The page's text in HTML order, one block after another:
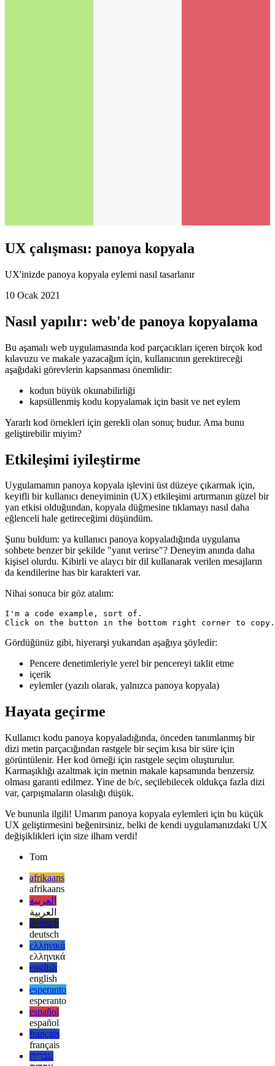
UX çalışması: panoya kopyala
10 Ocak 2021
Nasıl yapılır: web'de panoya kopyalama
Bu aşamalı web uygulamasında kod parçacıkları içeren birçok kod
kılavuzu ve makale yazacağım için, kullanıcının gerektireceği
aşağıdaki görevlerin kapsanması önemlidir:
kodun büyük okunabilirliği
kapsüllenmiş kodu kopyalamak için basit ve net eylem
Yararlı kod örnekleri için gerekli olan sonuç budur. Ama bunu
geliştirebilir miyim?
Etkileşimi iyileştirme
Uygulamamın panoya kopyala işlevini üst düzeye çıkarmak için,
keyifli bir kullanıcı deneyiminin (UX) etkileşimi artırmanın güzel bir
yan etkisi olduğundan, kopyala düğmesine tıklamayı nasıl daha
eğlenceli hale getireceğimi düşündüm.
Şunu buldum: ya kullanıcı panoya kopyaladığında uygulama
kişisel olurdu. Kibirli ve alaycı bir dil kullanarak verilen mesajların
da kendilerine has bir karakteri var.
Nihai sonuca bir göz atalım:
I'm a code example, sort of.
Gördüğünüz gibi, hiyerarşi yukarıdan aşağıya şöyledir:
Pencere denetimleriyle yerel bir pencereyi taklit etme
eylemler (yazılı olarak, yalnızca panoya kopyala)
Hayata geçirme
Kullanıcı kodu panoya kopyaladığında, önceden tanımlanmış bir
dizi metin parçacığından rastgele bir seçim kısa bir süre için
görüntülenir. Her kod örneği için rastgele seçim oluşturulur.
Karmaşıklığı azaltmak için metnin makale kapsamında benzersiz
olması garanti edilmez. Yine de b/c, seçilebilecek oldukça fazla dizi
var, çarpışmaların olasılığı düşük.
Ve bununla ilgili! Umarım panoya kopyala eylemleri için bu küçük
UX geliştirmesini beğenirsiniz, belki de kendi uygulamanızdaki UX
Tom
afrikaans
afrikaans
العربية
العربية
deutsch
deutsch
ελληνικά
ελληνικά
english
english
esperanto
esperanto
español
español
français